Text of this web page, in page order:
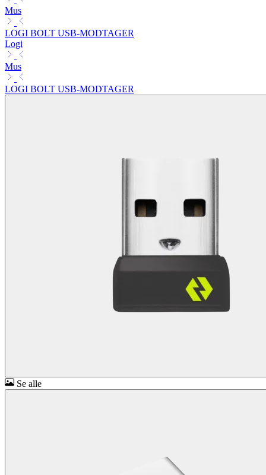
Mus
LOGI BOLT USB-MODTAGER
Logi
Mus
LOGI BOLT USB-MODTAGER
Se alle